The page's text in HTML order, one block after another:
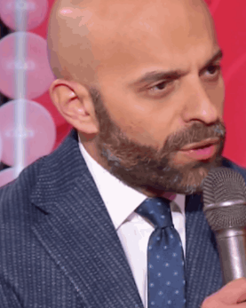
Festività